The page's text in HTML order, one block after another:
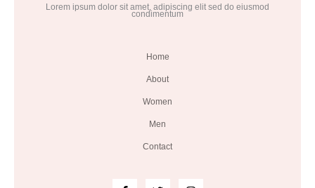
Lorem ipsum dolor sit amet, adipiscing elit sed do eiusmod
condimentum
Home
About
Women
Men
Contact